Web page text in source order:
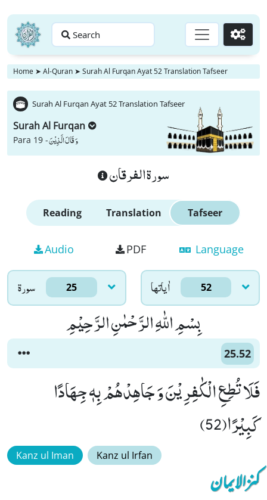
Search Go
Home ➤ Al-Quran ➤ Surah Al Furqan Ayat 52 Translation Tafseer
Surah Al Furqan Ayat 52 Translation Tafseer
Surah Al Furqan
Para 19 -وَ قَالَ الَّذِیْنَ
سورة الفرقان
Reading Translation Tafseer
Audio PDF Language
سورۃ 25 اٰياتها 52
بِسْمِ اللّٰهِ الرَّحْمٰنِ الرَّحِیْمِ
25.52
فَلَا تُطِعِ الْكٰفِرِیْنَ وَ جَاهِدْهُمْ بِهٖ جِهَادًا
كَبِیْرًا(52)
Kanz ul Iman Kanz ul Irfan
کنزالایمان